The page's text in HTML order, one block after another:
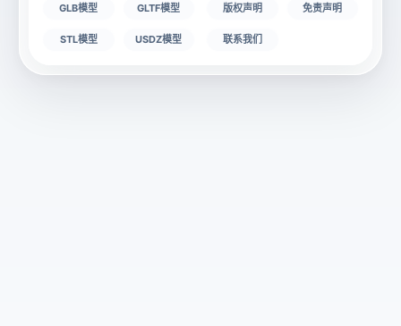
GLB模型 GLTF模型
STL模型 USDZ模型
版权声明 免责声明
联系我们